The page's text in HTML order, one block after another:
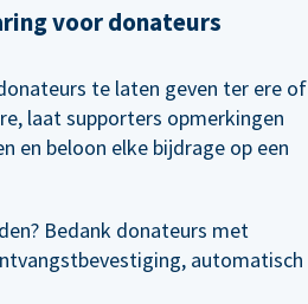
voor donateurs
te laten geven ter ere of
laat supporters opmerkingen
en beloon elke bijdrage op een
Bedank donateurs met
automatisch